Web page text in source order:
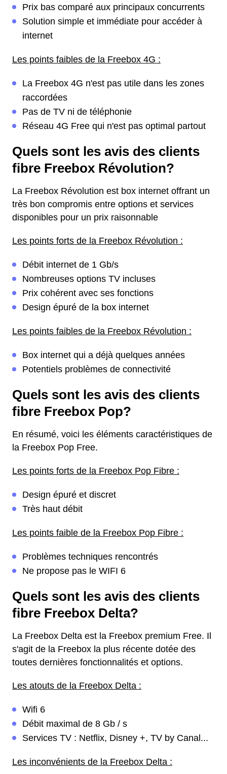
Prix bas comparé aux principaux concurrents
Solution simple et immédiate pour accéder à
internet
Les points faibles de la Freebox 4G :
La Freebox 4G n'est pas utile dans les zones
raccordées
Pas de TV ni de téléphonie
Réseau 4G Free qui n'est pas optimal partout
Quels sont les avis des clients
fibre Freebox Révolution?
La Freebox Révolution est box internet offrant un
très bon compromis entre options et services
disponibles pour un prix raisonnable
Les points forts de la Freebox Révolution :
Débit internet de 1 Gb/s
Nombreuses options TV incluses
Prix cohérent avec ses fonctions
Design épuré de la box internet
Les points faibles de la Freebox Révolution :
Box internet qui a déjà quelques années
Potentiels problèmes de connectivité
Quels sont les avis des clients
fibre Freebox Pop?
En résumé, voici les éléments caractéristiques de
la Freebox Pop Free.
Les points forts de la Freebox Pop Fibre :
Design épuré et discret
Très haut débit
Les points faible de la Freebox Pop Fibre :
Problèmes techniques rencontrés
Ne propose pas le WIFI 6
Quels sont les avis des clients
fibre Freebox Delta?
La Freebox Delta est la Freebox premium Free. Il
s'agit de la Freebox la plus récente dotée des
toutes dernières fonctionnalités et options.
Les atouts de la Freebox Delta :
Wifi 6
Débit maximal de 8 Gb / s
Services TV : Netflix, Disney +, TV by Canal...
Les inconvénients de la Freebox Delta :